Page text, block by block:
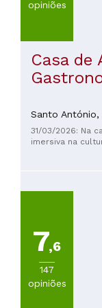
opiniões
Casa de
Santo António,
31/03/2026: Na
imersiva na
7,6
147
opiniões